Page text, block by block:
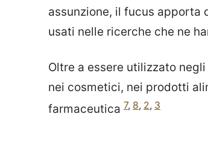
assunzione, il fucus apporta
usati nelle ricerche che ne
Oltre a essere utilizzato
nei cosmetici, nei prodotti
farmaceutica 7, 8, 2, 3